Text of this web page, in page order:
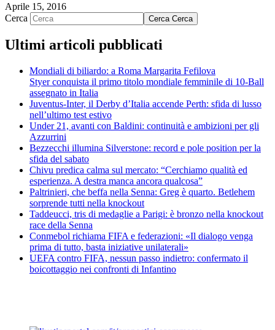
Aprile 15, 2016
Cerca
Cerca Cerca
Ultimi articoli pubblicati
Mondiali di biliardo: a Roma Margarita Fefilova
Styer conquista il primo titolo mondiale femminile di 10-Ball
assegnato in Italia
Juventus-Inter, il Derby d’Italia accende Perth: sfida di lusso
nell’ultimo test estivo
Under 21, avanti con Baldini: continuità e ambizioni per gli
Azzurrini
Bezzecchi illumina Silverstone: record e pole position per la
sfida del sabato
Chivu predica calma sul mercato: “Cerchiamo qualità ed
esperienza. A destra manca ancora qualcosa”
Paltrinieri, che beffa nella Senna: Greg è quarto. Betlehem
sorprende tutti nella knockout
Taddeucci, tris di medaglie a Parigi: è bronzo nella knockout
race della Senna
Conmebol richiama FIFA e federazioni: «Il dialogo venga
prima di tutto, basta iniziative unilaterali»
UEFA contro FIFA, nessun passo indietro: confermato il
boicottaggio nei confronti di Infantino